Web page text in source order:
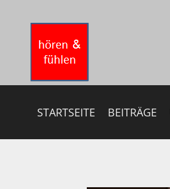
springen
STARTSEITE BEITRÄGE